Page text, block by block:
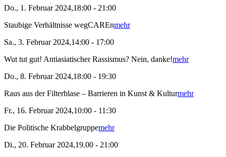
Do., 1. Februar 2024,18:00 - 21:00
Staubige Verhältnisse wegCAREnmehr
Sa., 3. Februar 2024,14:00 - 17:00
Wut tut gut! Antiasiatischer Rassismus? Nein, danke!mehr
Do., 8. Februar 2024,18:00 - 19:30
Raus aus der Filterblase – Barrieren in Kunst & Kulturmehr
Fr., 16. Februar 2024,10:00 - 11:30
Die Politische Krabbelgruppemehr
Di., 20. Februar 2024,19.00 - 21:00